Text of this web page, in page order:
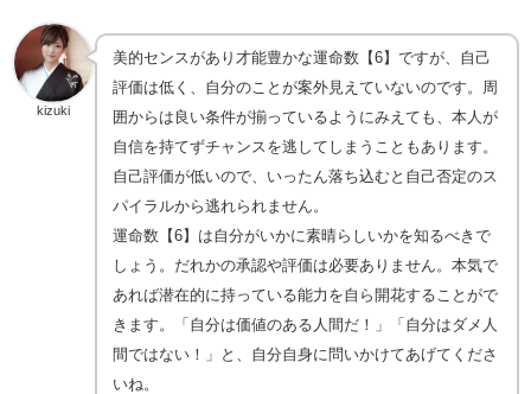
kizuki
美的センスがあり才能豊かな運命数【6】ですが、自己
評価は低く、自分のことが案外見えていないのです。周
囲からは良い条件が揃っているようにみえても、本人が
自信を持てずチャンスを逃してしまうこともあります。
自己評価が低いので、いったん落ち込むと自己否定のス
パイラルから逃れられません。
運命数【6】は自分がいかに素晴らしいかを知るべきで
しょう。だれかの承認や評価は必要ありません。本気で
あれば潜在的に持っている能力を自ら開花することがで
きます。「自分は価値のある人間だ！」「自分はダメ人
間ではない！」と、自分自身に問いかけてあげてくださ
いね。